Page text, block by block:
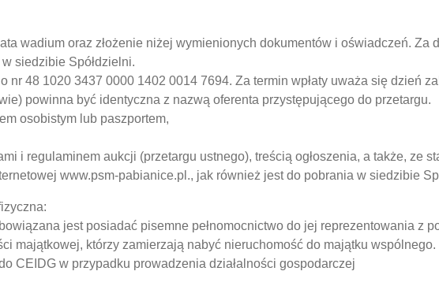
wadium oraz złożenie niżej wymienionych dokumentów i oświadczeń. Za
siedzibie Spółdzielni.
nr 48 1020 3437 0000 1402 0014 7694. Za termin wpłaty uważa się dzień
powinna być identyczna z nazwą oferenta przystępującego do przetargu.
osobistym lub paszportem,
i regulaminem aukcji (przetargu ustnego), treścią ogłoszenia, a także, ze
www.psm-pabianice.pl., jak również jest do pobrania w siedzibie
jest posiadać pisemne pełnomocnictwo do jej reprezentowania z
majątkowej, którzy zamierzają nabyć nieruchomość do majątku wspólnego.
CEIDG w przypadku prowadzenia działalności gospodarczej